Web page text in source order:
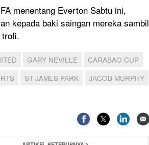
menentang Everton Sabtu ini,
kepada baki saingan mereka sambil
GARY NEVILLE
CARABAO CUP
ST JAMES PARK
JACOB MURPHY